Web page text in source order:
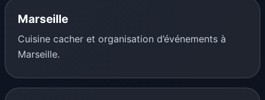
Marseille
Cuisine cacher et organisation d’événements à
Marseille.